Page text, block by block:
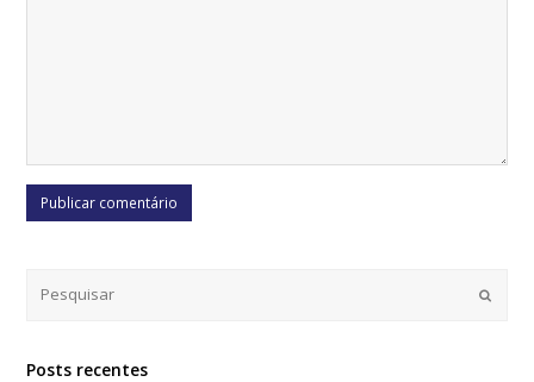
Submit
Posts recentes